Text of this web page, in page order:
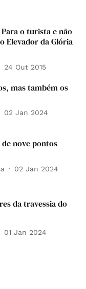
o turista e não
Elevador da Glória
24 Out 2015
mas também os
02 Jan 2024
de nove pontos
02 Jan 2024
da travessia do
01 Jan 2024